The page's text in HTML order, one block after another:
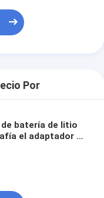
Por
batería de litio
el adaptador de